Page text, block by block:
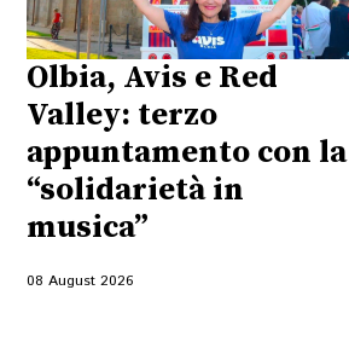
Olbia, Avis e Red
Valley: terzo
appuntamento con la
“solidarietà in
musica”
08 August 2026